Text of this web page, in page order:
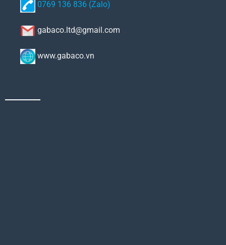
0769 136 836 (Zalo)
gabaco.ltd@gmail.com
www.gabaco.vn